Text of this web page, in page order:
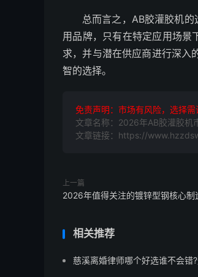
总而言之，AB胶灌胶机
用品牌，只有在特定应用场景
求，并与潜在供应商进行深入
智的选择。
免责声明：市场有风险，选择
文章名称：2026年AB胶灌胶机
文章链接：https://
上一篇
2026年值得关注的镀锌型钢核心制
相关推荐
慈溪离婚律师哪个好选谁不会错